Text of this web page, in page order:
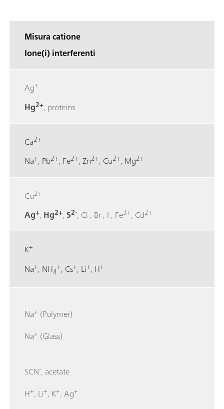
Misura catione
Ione(i) interferenti
Ag+
Hg2+, proteins
Ca2+
Na+, Pb2+, Fe2+, Zn2+, Cu2+, Mg2+
Cu2+
Ag+, Hg2+,S2-, Cl-, Br-, I-, Fe3+, Cd2+
K+
Na+, NH4+, Cs+, Li+, H+
Na+ (Polymer)
Na+ (Glass)
SCN-, acetate
H+, Li+, K+, Ag+